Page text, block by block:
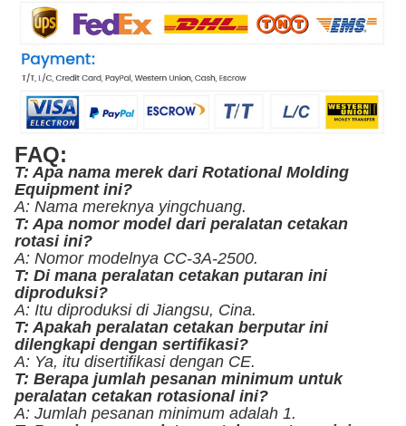
FAQ:
T: Apa nama merek dari Rotational Molding
Equipment ini?
A: Nama mereknya yingchuang.
T: Apa nomor model dari peralatan cetakan
rotasi ini?
A: Nomor modelnya CC-3A-2500.
T: Di mana peralatan cetakan putaran ini
diproduksi?
A: Itu diproduksi di Jiangsu, Cina.
T: Apakah peralatan cetakan berputar ini
dilengkapi dengan sertifikasi?
A: Ya, itu disertifikasi dengan CE.
T: Berapa jumlah pesanan minimum untuk
peralatan cetakan rotasional ini?
A: Jumlah pesanan minimum adalah 1.